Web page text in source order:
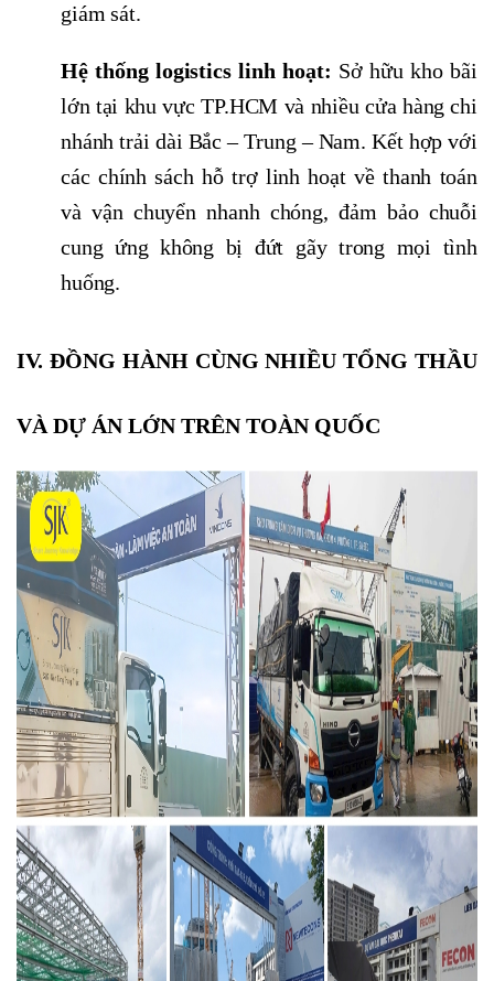
giám sát.
Hệ thống logistics linh hoạt: Sở hữu kho bãi
lớn tại khu vực TP.HCM và nhiều cửa hàng chi
nhánh trải dài Bắc – Trung – Nam. Kết hợp với
các chính sách hỗ trợ linh hoạt về thanh toán
và vận chuyển nhanh chóng, đảm bảo chuỗi
cung ứng không bị đứt gãy trong mọi tình
huống.
IV. ĐỒNG HÀNH CÙNG NHIỀU TỔNG THẦU
VÀ DỰ ÁN LỚN TRÊN TOÀN QUỐC